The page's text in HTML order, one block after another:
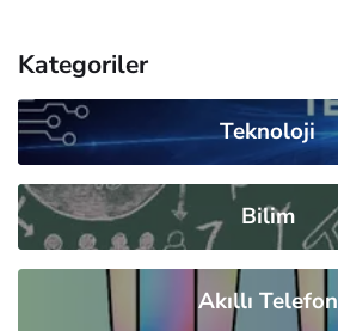
Kategoriler
Teknoloji
Bilim
Akıllı Telefon